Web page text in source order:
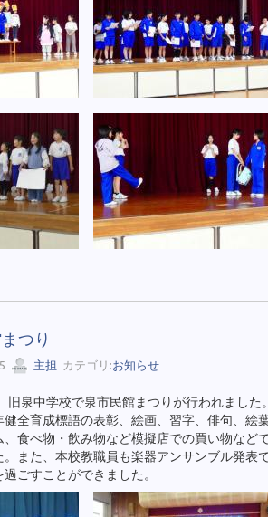
つり
主担 カテゴリ:お知らせ
旧泉中学校で泉市民館まつりが行われました
全育成標語の表彰、絵画、習字、俳句、絵
食べ物・飲み物など模擬店での買い物など
。また、本校教職員も楽器アンサンブル発表
ごすことができました。